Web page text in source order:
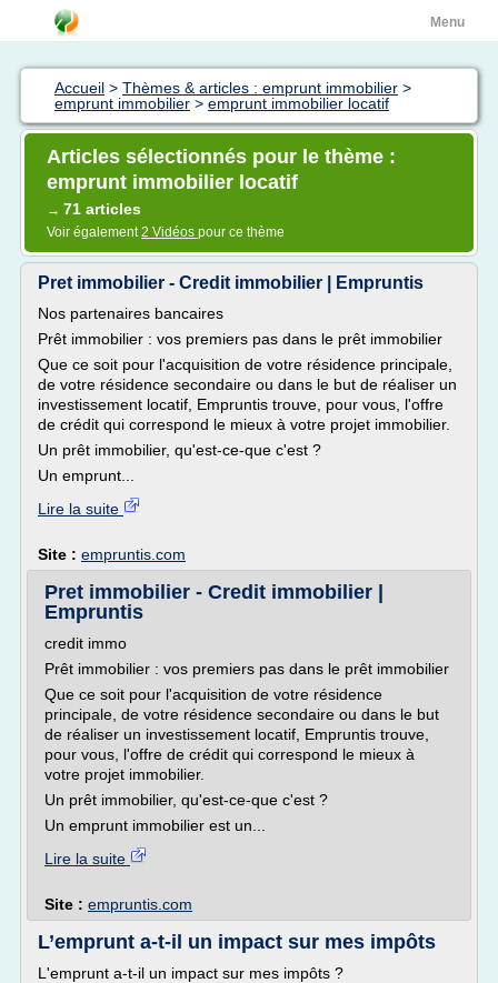
Menu
Accueil > Thèmes & articles : emprunt immobilier >
emprunt immobilier > emprunt immobilier locatif
Articles sélectionnés pour le thème :
emprunt immobilier locatif
→ 71 articles
Voir également2 Vidéos pour ce thème
Pret immobilier - Credit immobilier | Empruntis
Nos partenaires bancaires
Prêt immobilier : vos premiers pas dans le prêt immobilier
Que ce soit pour l'acquisition de votre résidence principale,
de votre résidence secondaire ou dans le but de réaliser un
investissement locatif, Empruntis trouve, pour vous, l'offre
de crédit qui correspond le mieux à votre projet immobilier.
Un prêt immobilier, qu'est-ce-que c'est ?
Un emprunt...
Lire la suite
Site : empruntis.com
Pret immobilier - Credit immobilier |
Empruntis
credit immo
Prêt immobilier : vos premiers pas dans le prêt immobilier
Que ce soit pour l'acquisition de votre résidence
principale, de votre résidence secondaire ou dans le but
de réaliser un investissement locatif, Empruntis trouve,
pour vous, l'offre de crédit qui correspond le mieux à
votre projet immobilier.
Un prêt immobilier, qu'est-ce-que c'est ?
Un emprunt immobilier est un...
Lire la suite
Site : empruntis.com
L’emprunt a-t-il un impact sur mes impôts
L'emprunt a-t-il un impact sur mes impôts ?